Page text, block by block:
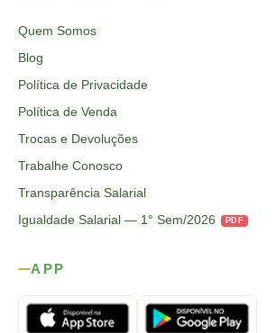
Quem Somos
Blog
Política de Privacidade
Política de Venda
Trocas e Devoluções
Trabalhe Conosco
Transparência Salarial
Igualdade Salarial — 1° Sem/2026
PDF
APP